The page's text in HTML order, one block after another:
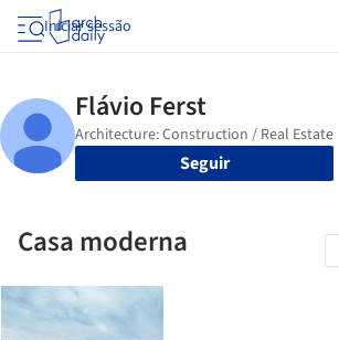
Iniciar sessão
Seguir
Casa moderna